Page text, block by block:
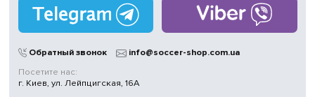
Обратный звонок
info@soccer-shop.com.ua
Посетите нас:
г. Киев, ул. Лейпцигская, 16А